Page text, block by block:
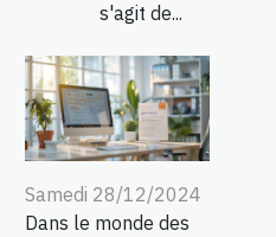
s'agit de...
Samedi 28/12/2024
Dans le monde des